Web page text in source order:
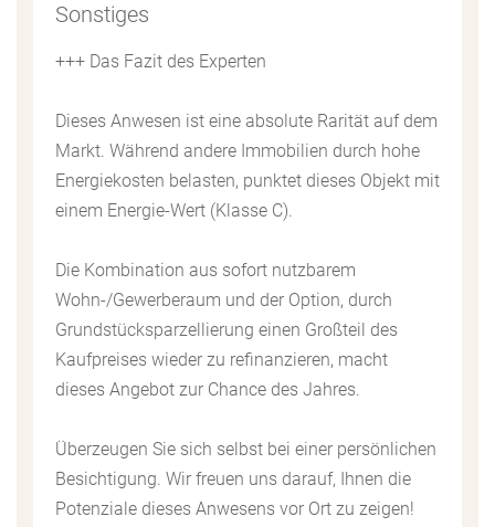
Sonstiges
+++ Das Fazit des Experten
Dieses Anwesen ist eine absolute Rarität auf dem
Markt. Während andere Immobilien durch hohe
Energiekosten belasten, punktet dieses Objekt mit
einem Energie-Wert (Klasse C).
Die Kombination aus sofort nutzbarem
Wohn-/Gewerberaum und der Option, durch
Grundstücksparzellierung einen Großteil des
Kaufpreises wieder zu refinanzieren, macht
dieses Angebot zur Chance des Jahres.
Überzeugen Sie sich selbst bei einer persönlichen
Besichtigung. Wir freuen uns darauf, Ihnen die
Potenziale dieses Anwesens vor Ort zu zeigen!